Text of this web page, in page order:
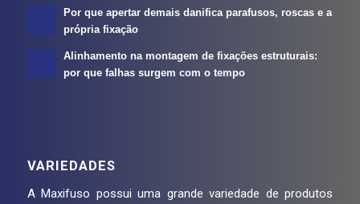
Por que apertar demais danifica parafusos, roscas e a
própria fixação
Alinhamento na montagem de fixações estruturais:
por que falhas surgem com o tempo
VARIEDADES
A Maxifuso possui uma grande variedade de produtos